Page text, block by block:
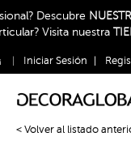
Descubre
Visita nuestra
Iniciar Sesión
< Volver al listado